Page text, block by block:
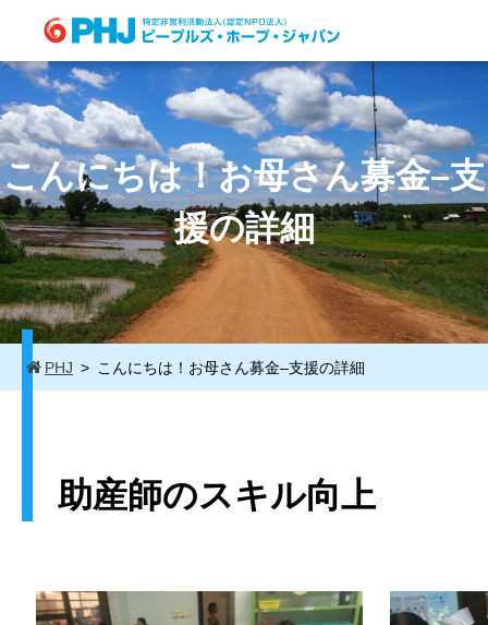
content
こんにちは！お母さん募金–支
援の詳細
PHJ こんにちは！お母さん募金–支援の詳細
助産師のスキル向上